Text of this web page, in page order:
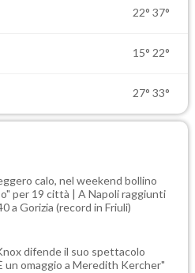
22° 37°
15° 22°
27° 33°
calo, nel weekend bollino
per 19 città | A Napoli raggiunti
a Gorizia (record in Friuli)
difende il suo spettacolo
un omaggio a Meredith Kercher"